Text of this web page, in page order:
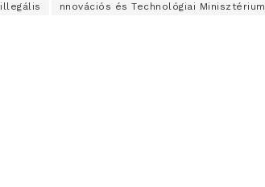
illegális nnovációs és Technológiai Minisztérium